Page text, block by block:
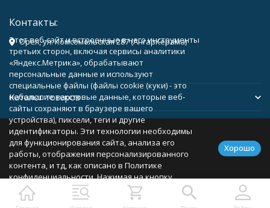
Контакты:
Орёл, ул. Комсомольская 287 (АнгарКерама)
Каталог товаров
Помощь
Политика персональных данных Карта сайта
Этот веб-сайт и встроенные в него инструменты
третьих сторон, включая сервисы аналитики
«Яндекс.Метрика», обрабатывают
персональные данные и используют
специальные файлы (файлы cookie (куки) - это
небольшие текстовые данные, которые веб-
сайты сохраняют в браузере вашего
устройства), пиксели, теги и другие
идентификаторы. Эти технологии необходимы
для функционирования сайта, анализа его
работы, отображения персонализированного
контента, и тд, как описано в Политике
конфиденциальности. Нажимая на кнопку
«Соглашаюсь», вы соглашаетесь с
использованием указанных технологий и
Хорошо